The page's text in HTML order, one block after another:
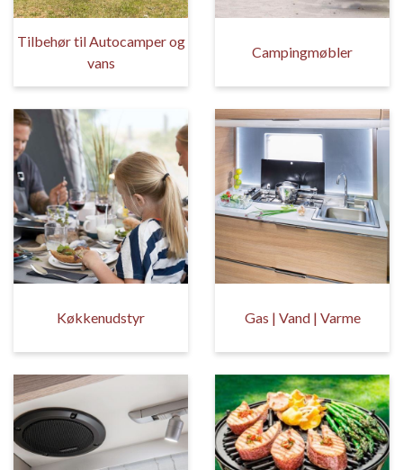
Tilbehør til Autocamper og
vans
Campingmøbler
Køkkenudstyr Gas | Vand | Varme